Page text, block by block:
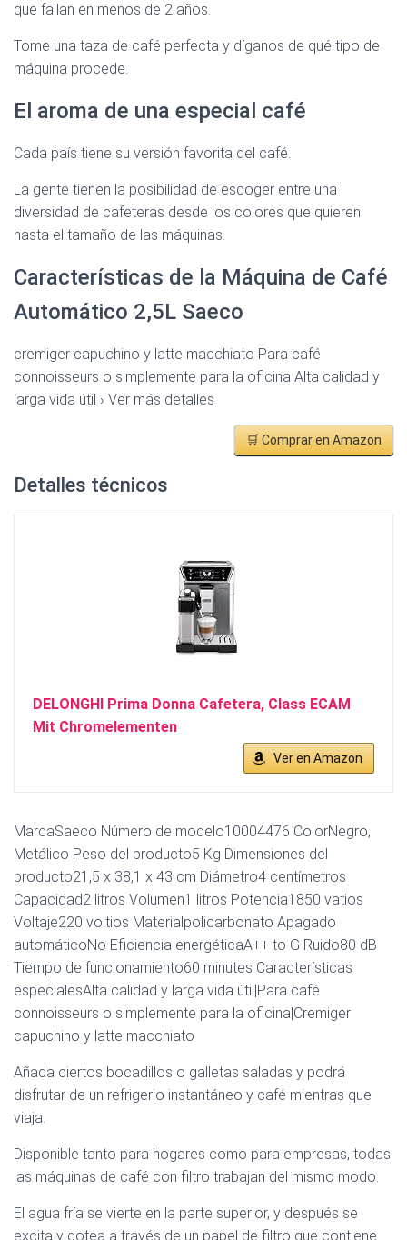
que fallan en menos de 2 años.
Tome una taza de café perfecta y díganos de qué tipo de
máquina procede.
El aroma de una especial café
Cada país tiene su versión favorita del café.
La gente tienen la posibilidad de escoger entre una
diversidad de cafeteras desde los colores que quieren
hasta el tamaño de las máquinas.
Características de la Máquina de Café
Automático 2,5L Saeco
cremiger capuchino y latte macchiato Para café
connoisseurs o simplemente para la oficina Alta calidad y
larga vida útil › Ver más detalles
🛒 Comprar en Amazon
Detalles técnicos
DELONGHI Prima Donna Cafetera, Class ECAM
Mit Chromelementen
Ver en Amazon
MarcaSaeco Número de modelo10004476 ColorNegro,
Metálico Peso del producto5 Kg Dimensiones del
producto21,5 x 38,1 x 43 cm Diámetro4 centímetros
Capacidad2 litros Volumen1 litros Potencia1850 vatios
Voltaje220 voltios Materialpolicarbonato Apagado
automáticoNo Eficiencia energéticaA++ to G Ruido80 dB
Tiempo de funcionamiento60 minutes Características
especialesAlta calidad y larga vida útil|Para café
connoisseurs o simplemente para la oficina|Cremiger
capuchino y latte macchiato
Añada ciertos bocadillos o galletas saladas y podrá
disfrutar de un refrigerio instantáneo y café mientras que
viaja.
Disponible tanto para hogares como para empresas, todas
las máquinas de café con filtro trabajan del mismo modo.
El agua fría se vierte en la parte superior, y después se
excita y gotea a través de un papel de filtro que contiene